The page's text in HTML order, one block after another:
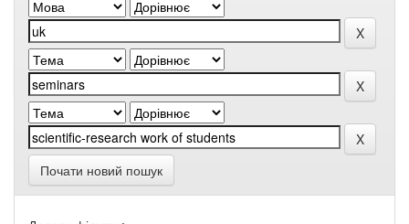
Почати новий пошук